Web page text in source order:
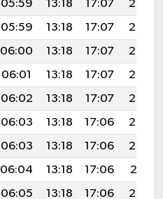
05:59 13:18 17:07
20:27
05:59 13:18 17:07
20:27
06:00 13:18 17:07
20:26
06:01 13:18 17:07
20:25
06:02 13:18 17:07
20:24
06:03 13:18 17:06
20:23
06:03 13:18 17:06
20:22
06:04 13:18 17:06
20:21
06:05 13:18 17:06
20:20